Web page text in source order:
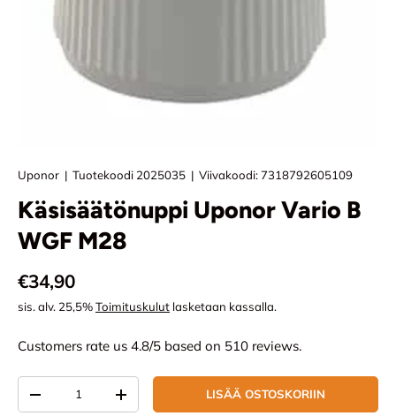
Uponor | Tuotekoodi 2025035 | Viivakoodi: 7318792605109
Käsisäätönuppi Uponor Vario B
WGF M28
Normaali hinta
€34,90
sis. alv. 25,5%Toimituskulut lasketaan kassalla.
Customers rate us 4.8/5 based on 510 reviews.
VÄHENNÄ MÄÄRÄÄLISÄÄ MÄÄRÄÄLISÄÄ OSTOSKORIIN